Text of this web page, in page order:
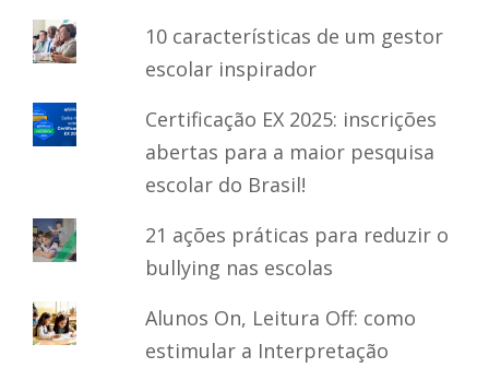
10 características de um gestor
escolar inspirador
Certificação EX 2025: inscrições
abertas para a maior pesquisa
escolar do Brasil!
21 ações práticas para reduzir o
bullying nas escolas
Alunos On, Leitura Off: como
estimular a Interpretação